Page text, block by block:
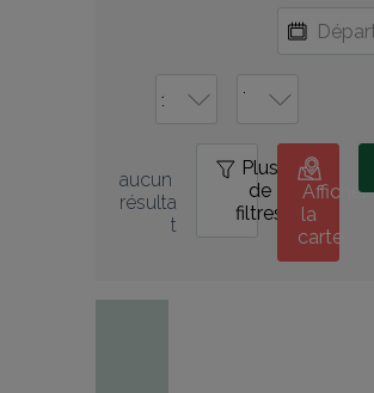
aucun
résulta
t
Plus
de
filtres
Afficher
la
carte